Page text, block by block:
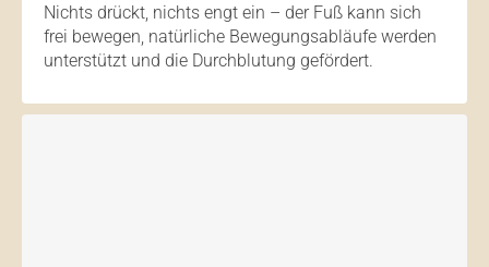
Nichts drückt, nichts engt ein – der Fuß kann sich
frei bewegen, natürliche Bewegungsabläufe werden
unterstützt und die Durchblutung gefördert.